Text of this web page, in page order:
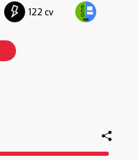
122 cv